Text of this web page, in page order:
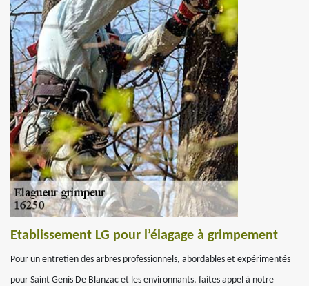
Etablissement LG pour l’élagage à grimpement
Pour un entretien des arbres professionnels, abordables et expérimentés
pour Saint Genis De Blanzac et les environnants, faites appel à notre